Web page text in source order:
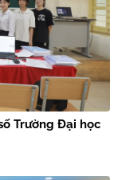
Trường Đại học